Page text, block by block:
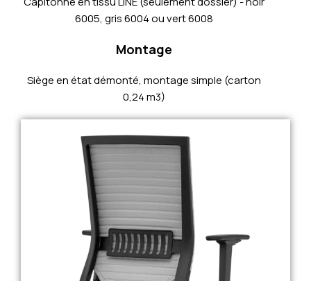
6005, gris 6004 ou vert 6008
Montage
Siège en état démonté, montage simple (carton
0,24 m3)